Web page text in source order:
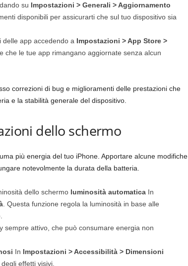
su Impostazioni > Generali > Aggiornamento
disponibili per assicurarti che sul tuo dispositivo sia
delle app accedendo a Impostazioni > App Store >
che le tue app rimangano aggiornate senza alcun
correzioni di bug e miglioramenti delle prestazioni che
e la stabilità generale del dispositivo.
dello schermo
più energia del tuo iPhone. Apportare alcune modifiche
notevolmente la durata della batteria.
dello schermo luminosità automaticaIn
. Questa funzione regola la luminosità in base alle
sempre attivo, che può consumare energia non
In Impostazioni > Accessibilità > Dimensioni
effetti visivi.